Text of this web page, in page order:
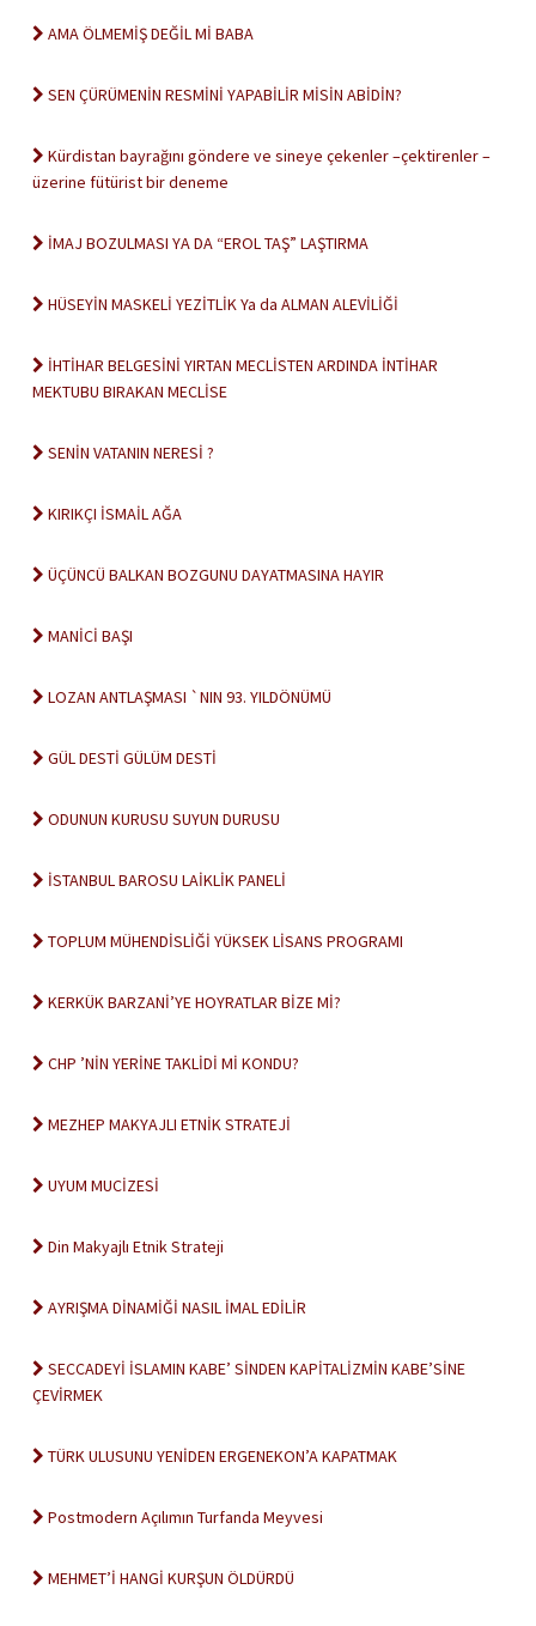
AMA ÖLMEMİŞ DEĞİL Mİ BABA
SEN ÇÜRÜMENİN RESMİNİ YAPABİLİR MİSİN ABİDİN?
Kürdistan bayrağını göndere ve sineye çekenler –çektirenler –
üzerine fütürist bir deneme
İMAJ BOZULMASI YA DA “EROL TAŞ” LAŞTIRMA
HÜSEYİN MASKELİ YEZİTLİK Ya da ALMAN ALEVİLİĞİ
İHTİHAR BELGESİNİ YIRTAN MECLİSTEN ARDINDA İNTİHAR
MEKTUBU BIRAKAN MECLİSE
SENİN VATANIN NERESİ ?
KIRIKÇI İSMAİL AĞA
ÜÇÜNCÜ BALKAN BOZGUNU DAYATMASINA HAYIR
MANİCİ BAŞI
LOZAN ANTLAŞMASI `NIN 93. YILDÖNÜMÜ
GÜL DESTİ GÜLÜM DESTİ
ODUNUN KURUSU SUYUN DURUSU
İSTANBUL BAROSU LAİKLİK PANELİ
TOPLUM MÜHENDİSLİĞİ YÜKSEK LİSANS PROGRAMI
KERKÜK BARZANİ’YE HOYRATLAR BİZE Mİ?
CHP ’NİN YERİNE TAKLİDİ Mİ KONDU?
MEZHEP MAKYAJLI ETNİK STRATEJİ
UYUM MUCİZESİ
Din Makyajlı Etnik Strateji
AYRIŞMA DİNAMİĞİ NASIL İMAL EDİLİR
SECCADEYİ İSLAMIN KABE’ SİNDEN KAPİTALİZMİN KABE’SİNE
ÇEVİRMEK
TÜRK ULUSUNU YENİDEN ERGENEKON’A KAPATMAK
Postmodern Açılımın Turfanda Meyvesi
MEHMET’İ HANGİ KURŞUN ÖLDÜRDÜ